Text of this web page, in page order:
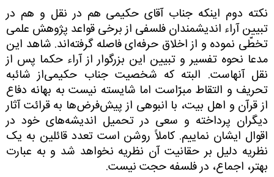
نکته دوم اینکه جناب آقای حکیمی ‌هم در نقل و هم در
تبیین آراء اندیشمندان فلسفی از برخی قواعد پژوهش علمی
‌تخطّی نموده و از اخلاق حرفه‌ای فاصله گرفته‌اند. شاهد این
مدعا نحوه تفسیر و تبیین این بزرگوار از آراء حکما پس از
نقل آنهاست. البته که شخصیت جناب حکیمی‌از شائبه
تحریف و التقاط مبرّاست اما شایسته نیست به بهانه دفاع
از قرآن و اهل بیت، با انبوهی از پیش‌فرض‌ها به قرائت آثار
دیگران پرداخته و سعی در تحمیل اندیشه‌های خود در
اقوال ایشان نماییم. کاملاً روشن است تعدد قائلین به یک
نظریه دلیل بر حقانیت آن نظریه نخواهد شد و به عبارت
بهتر، اجماع، در فلسفه حجت نیست.